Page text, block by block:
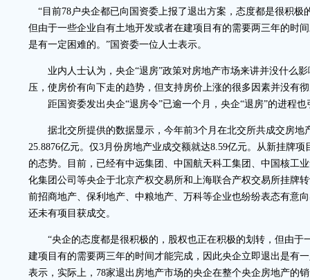
“目前78户央企都已向国资委上报了退出方案，态度都是很积极
但由于一些企业自有土地开发或者在建项目有的需要两三年的时
是有一定困难的。”国资委一位人士表示。
业内人士认为，央企“退房”政策对房地产市场来讲并没什么影
压，使房价有向下走的趋势，但支持房价上涨的很多因素并没有
距国资委发出央企“退房令”已逾一个月，央企“退房”的进程也
据北交所提供的数据显示，今年前3个月在北交所共成交房地
25.8876亿元。仅3月份房地产业成交额就达8.59亿元。从新挂牌
的态势。目前，已经有中远集团、中国航天科工集团、中国核工
化集团公司等央企于北京产权交易所和上海联合产权交易所挂牌
前招商地产、保利地产、中粮地产、万科等企业也纷纷表态有意
还未有项目获成交。
“央企的态度都是很积极的，股权也正在积极的划转，但由于
建项目有的需要两三年的时间才能完成，因此央企立即退出是有
表示，实际上，78家退出房地产市场的央企在整个央企房地产的